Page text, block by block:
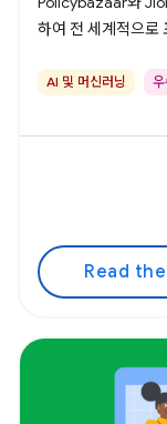
하여 전 세계적으로
AI 및 머신러닝
Read